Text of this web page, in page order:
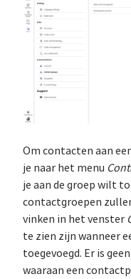
Om contacten aan
je naar het menu
je aan de groep wilt
contactgroepen
vinken in het venster
te zien zijn wanneer
toegevoegd. Er is
waaraan een